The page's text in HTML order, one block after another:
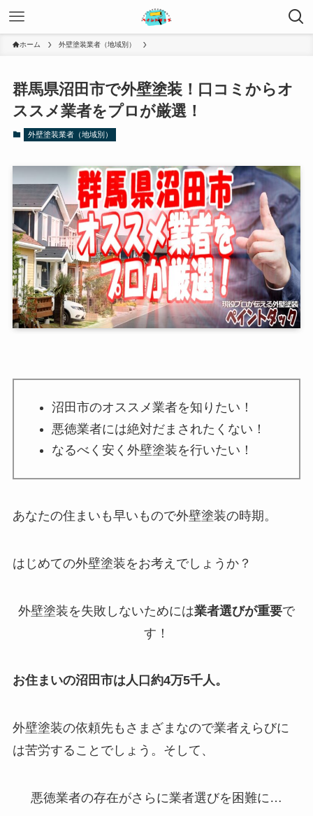
ホーム 外壁塗装業者（地域別）
群馬県沼田市で外壁塗装！口コミからオ
ススメ業者をプロが厳選！
外壁塗装業者（地域別）
沼田市のオススメ業者を知りたい！
悪徳業者には絶対だまされたくない！
なるべく安く外壁塗装を行いたい！
あなたの住まいも早いもので外壁塗装の時期。
はじめての外壁塗装をお考えでしょうか？
外壁塗装を失敗しないためには業者選びが重要で
す！
お住まいの沼田市は人口約4万5千人。
外壁塗装の依頼先もさまざまなので業者えらびに
は苦労することでしょう。そして、
悪徳業者の存在がさらに業者選びを困難に…